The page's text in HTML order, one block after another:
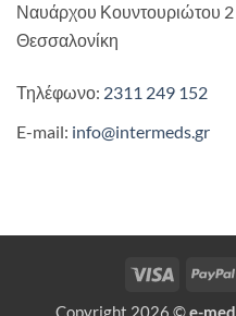
Ναυάρχου Κουντουριώτου 2
Θεσσαλονίκη
Τηλέφωνο: 2311 249 152
E-mail: info@intermeds.gr
Visa
Copyright 2026 ©e-